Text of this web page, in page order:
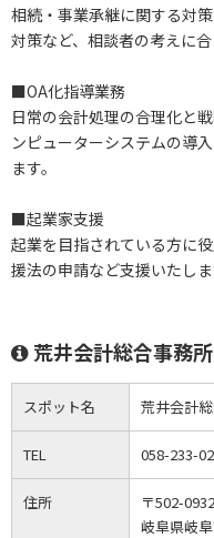
相続・事業承継に関する対
対策など、相談者の考えに
■OA化指導業務
日常の会計処理の合理化と
ンピューターシステムの導
ます。
■起業家支援
起業を目指されている方に
援法の申請など支援いたしま
荒井会計総合事務
スポット名 荒井会計
TEL 058-233-
住所
〒502-0932
岐阜県岐